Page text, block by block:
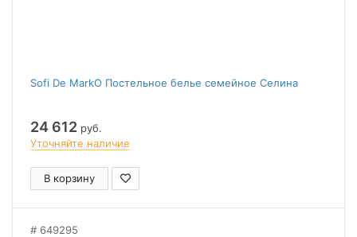
Sofi De MarkO Постельное белье семейное Селина
24 612 руб.
Уточняйте наличие
В корзину
649295